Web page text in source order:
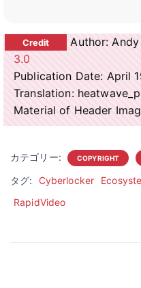
Author:
3.0
Publication Date: April
Translation:
Material of Header
カテゴリー: COPYRIGHT
タグ: Cyberlocker
RapidVideo